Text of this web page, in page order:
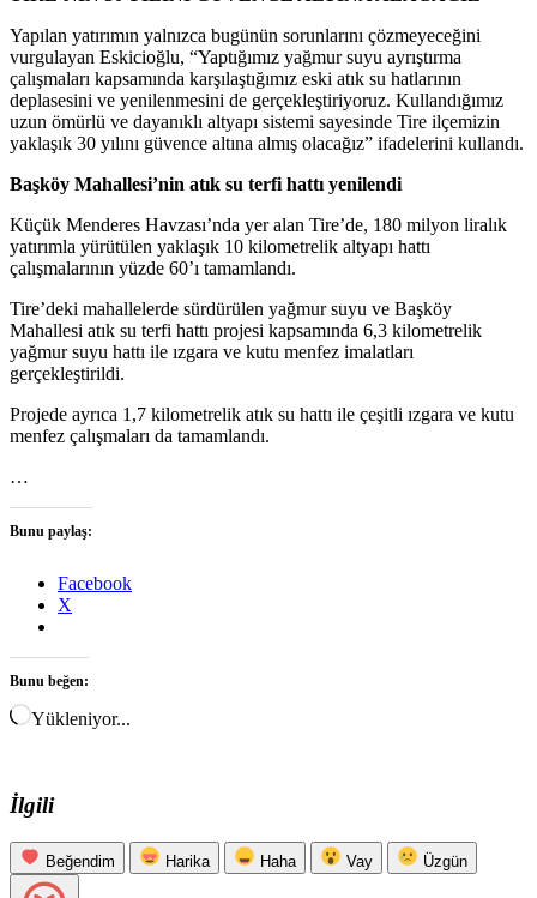
Yapılan yatırımın yalnızca bugünün sorunlarını çözmeyeceğini
vurgulayan Eskicioğlu, “Yaptığımız yağmur suyu ayrıştırma
çalışmaları kapsamında karşılaştığımız eski atık su hatlarının
deplasesini ve yenilenmesini de gerçekleştiriyoruz. Kullandığımız
uzun ömürlü ve dayanıklı altyapı sistemi sayesinde Tire ilçemizin
yaklaşık 30 yılını güvence altına almış olacağız” ifadelerini kullandı.
Başköy Mahallesi’nin atık su terfi hattı yenilendi
Küçük Menderes Havzası’nda yer alan Tire’de, 180 milyon liralık
yatırımla yürütülen yaklaşık 10 kilometrelik altyapı hattı
çalışmalarının yüzde 60’ı tamamlandı.
Tire’deki mahallelerde sürdürülen yağmur suyu ve Başköy
Mahallesi atık su terfi hattı projesi kapsamında 6,3 kilometrelik
yağmur suyu hattı ile ızgara ve kutu menfez imalatları
gerçekleştirildi.
Projede ayrıca 1,7 kilometrelik atık su hattı ile çeşitli ızgara ve kutu
menfez çalışmaları da tamamlandı.
…
Bunu paylaş:
Facebook
X
Bunu beğen:
Yükleniyor...
İlgili
Beğendim Harika Haha Vay Üzgün